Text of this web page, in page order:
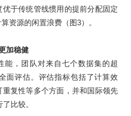
于传统管线惯用的提前分配固定
资源的闲置浪费（图3）。
加稳健
能，团队对来自七个数据集的超
面评估。评估指标包括了计算效
复性等多个方面，并和国际领先
比较。